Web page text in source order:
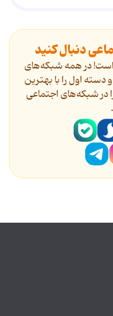
دنبال کنید
است! در همه شبکه‌های
اول را با بهترین
در شبکه‌های اجتماعی